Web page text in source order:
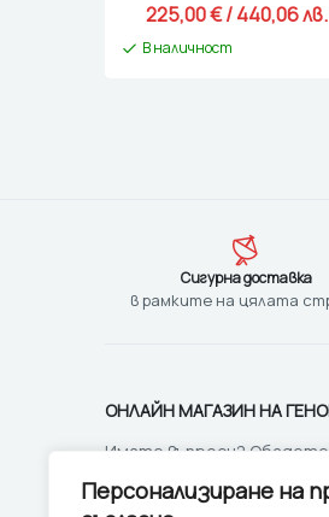
Персонализиране на
225,00 € / 440,06 лв.
В наличност
Сигурна доставка
в рамките на цялата
ОНЛАЙН МАГАЗИН НА
Имате въпроси?
+ 359 885